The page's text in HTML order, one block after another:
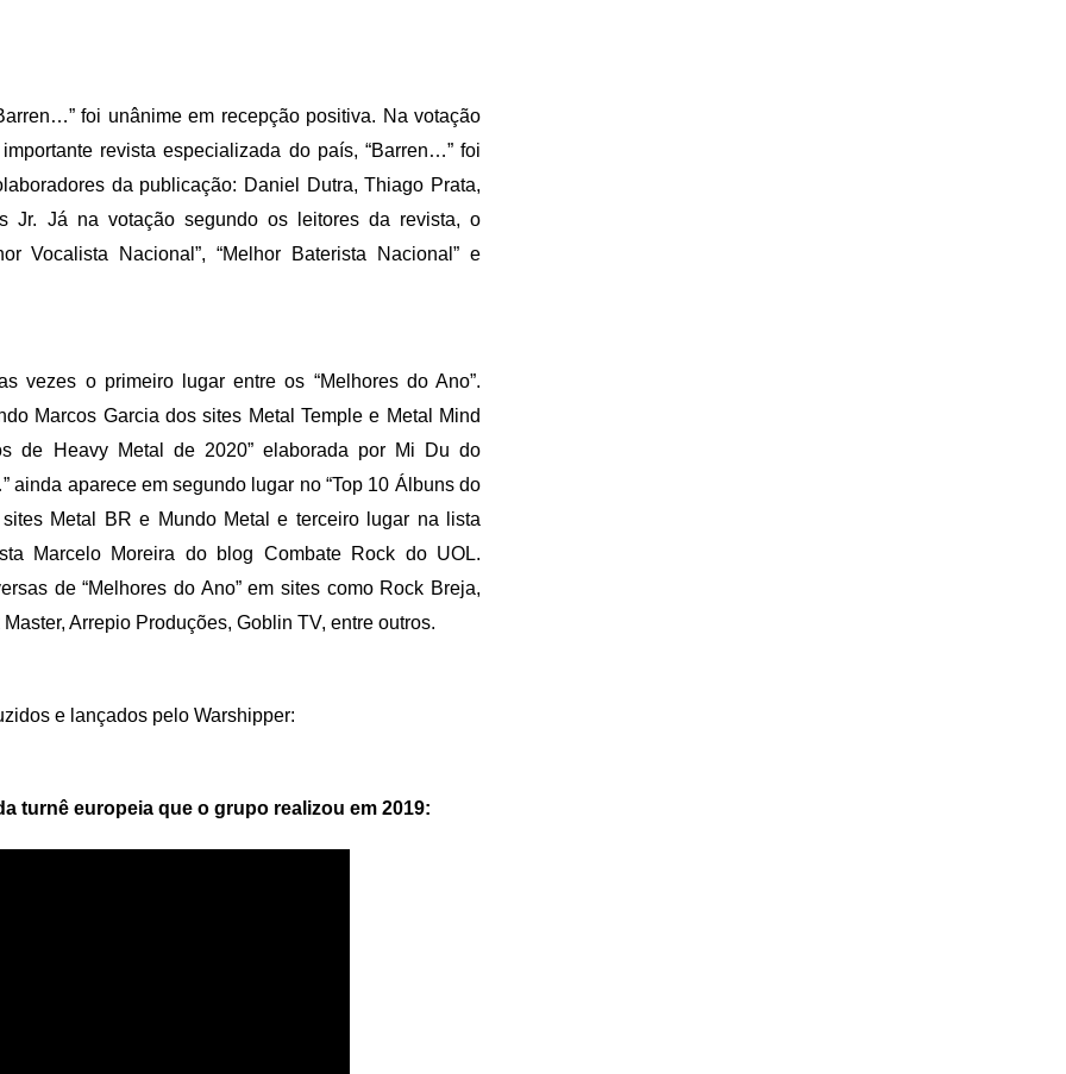
foi unânime em recepção positiva. Na votação
revista especializada do país, “Barren…” foi
da publicação: Daniel Dutra, Thiago Prata,
Jr. Já na votação segundo os leitores da revista, o
Vocalista Nacional”, “Melhor Baterista Nacional” e
vezes o primeiro lugar entre os “Melhores do Ano”.
Marcos Garcia dos sites Metal Temple e Metal Mind
de Heavy Metal de 2020” elaborada por Mi Du do
aparece em segundo lugar no “Top 10 Álbuns do
Metal BR e Mundo Metal e terceiro lugar na lista
Marcelo Moreira do blog Combate Rock do UOL.
de “Melhores do Ano” em sites como Rock Breja,
Arrepio Produções, Goblin TV, entre outros.
e lançados pelo Warshipper:
turnê europeia que o grupo realizou em 2019: